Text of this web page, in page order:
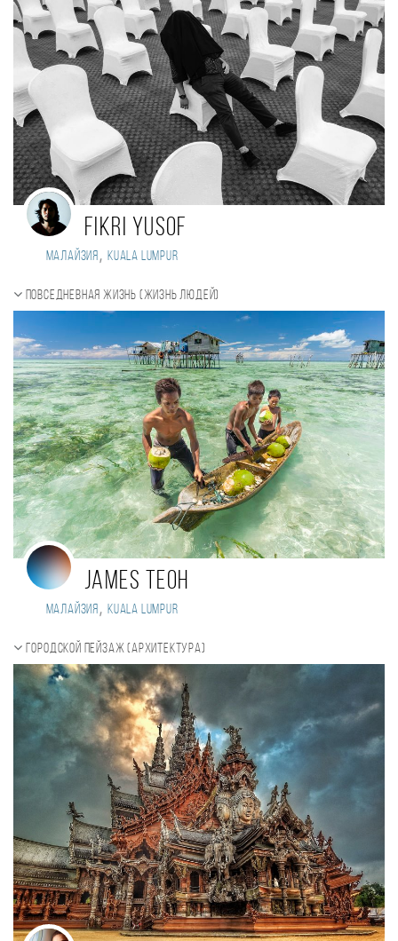
fikri yusof
Малайзия, Kuala Lumpur
Повседневная жизнь (Жизнь людей)
James Teoh
Малайзия , Kuala Lumpur
Городской пейзаж (Архитектура)